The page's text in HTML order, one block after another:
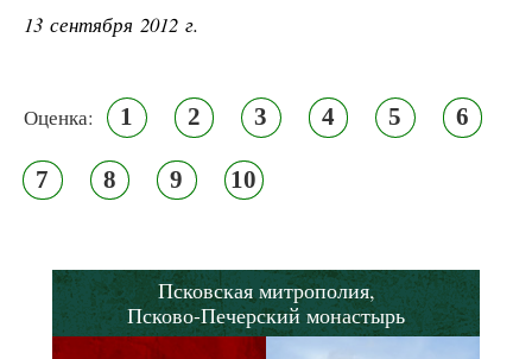
13 сентября 2012 г.
Оценка: 1 2 3 4 5 6
7 8 9 10
Псковская митрополия,
Псково-Печерский монастырь